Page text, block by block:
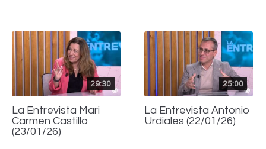
29:30
La Entrevista Mari
Carmen Castillo
(23/01/26)
25:00
La Entrevista Antonio
Urdiales (22/01/26)